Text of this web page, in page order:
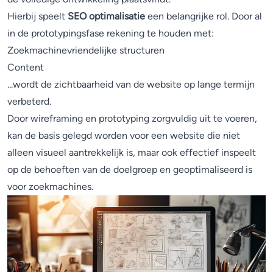
Hierbij speelt SEO optimalisatie een belangrijke rol. Door al
in de prototypingsfase rekening te houden met:
Zoekmachinevriendelijke structuren
Content
...wordt de zichtbaarheid van de website op lange termijn
verbeterd.
Door wireframing en prototyping zorgvuldig uit te voeren,
kan de basis gelegd worden voor een website die niet
alleen visueel aantrekkelijk is, maar ook effectief inspeelt
op de behoeften van de doelgroep en geoptimaliseerd is
voor zoekmachines.